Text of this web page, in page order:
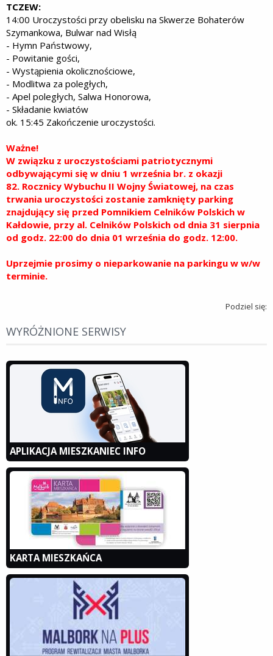
TCZEW:
14:00 Uroczystości przy obelisku na Skwerze Bohaterów
Szymankowa, Bulwar nad Wisłą
- Hymn Państwowy,
- Powitanie gości,
- Wystąpienia okolicznościowe,
- Modlitwa za poległych,
- Apel poległych, Salwa Honorowa,
- Składanie kwiatów
ok. 15:45 Zakończenie uroczystości.
Ważne!
W związku z uroczystościami patriotycznymi
odbywającymi się w dniu 1 września br. z okazji
82. Rocznicy Wybuchu II Wojny Światowej, na czas
trwania uroczystości zostanie zamknięty parking
znajdujący się przed Pomnikiem Celników Polskich w
Kałdowie, przy al. Celników Polskich od dnia 31 sierpnia
od godz. 22:00 do dnia 01 września do godz. 12:00.
Uprzejmie prosimy o nieparkowanie na parkingu w w/w
terminie.
Podziel się:
WYRÓŻNIONE SERWISY
APLIKACJA MIESZKANIEC INFO
KARTA MIESZKAŃCA